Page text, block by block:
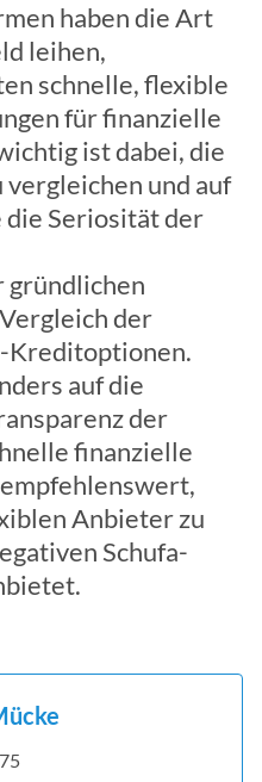
haben die Art
leihen,
schnelle, flexible
für finanzielle
ist dabei, die
und auf
Seriosität der
gründlichen
der
Kreditoptionen.
auf die
der
finanzielle
Anbieter zu
Schufa-